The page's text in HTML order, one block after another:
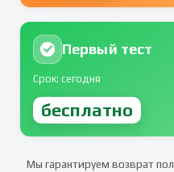
Первый тест
Срок: сегодня
бесплатно
Мы гарантируем возврат